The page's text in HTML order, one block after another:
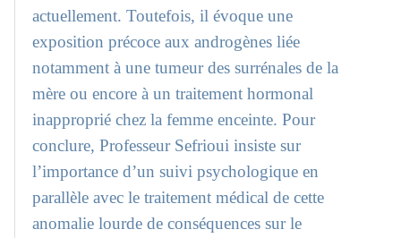
actuellement. Toutefois, il évoque une
exposition précoce aux androgènes liée
notamment à une tumeur des surrénales de la
mère ou encore à un traitement hormonal
inapproprié chez la femme enceinte. Pour
conclure, Professeur Sefrioui insiste sur
l’importance d’un suivi psychologique en
parallèle avec le traitement médical de cette
anomalie lourde de conséquences sur le